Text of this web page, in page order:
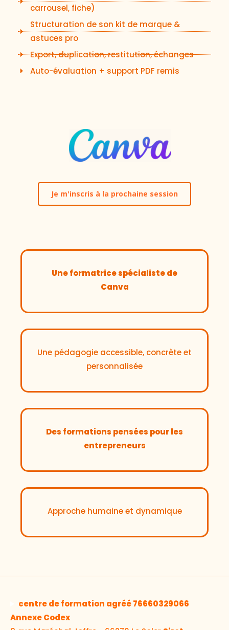
carrousel, fiche)
Structuration de son kit de marque &
astuces pro
Export, duplication, restitution, échanges
Auto-évaluation + support PDF remis
Je m'inscris à la prochaine session
Une formatrice spécialiste de
Canva
Une pédagogie accessible, concrète et
personnalisée
Des formations pensées pour les
entrepreneurs
Approche humaine et dynamique
centre de formation agréé 76660329066
Annexe Codex